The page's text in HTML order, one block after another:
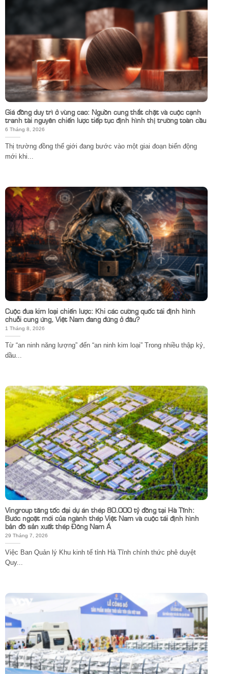
Giá đồng duy trì ở vùng cao: Nguồn cung thắt chặt và cuộc cạnh
tranh tài nguyên chiến lược tiếp tục định hình thị trường toàn cầu
6 Tháng 8, 2026
Thị trường đồng thế giới đang bước vào một giai đoạn biến động
mới khi...
Cuộc đua kim loại chiến lược: Khi các cường quốc tái định hình
chuỗi cung ứng, Việt Nam đang đứng ở đâu?
1 Tháng 8, 2026
Từ “an ninh năng lượng” đến “an ninh kim loại” Trong nhiều thập kỷ,
dầu...
Vingroup tăng tốc đại dự án thép 80.000 tỷ đồng tại Hà Tĩnh:
Bước ngoặt mới của ngành thép Việt Nam và cuộc tái định hình
bản đồ sản xuất thép Đông Nam Á
29 Tháng 7, 2026
Việc Ban Quản lý Khu kinh tế tỉnh Hà Tĩnh chính thức phê duyệt
Quy...